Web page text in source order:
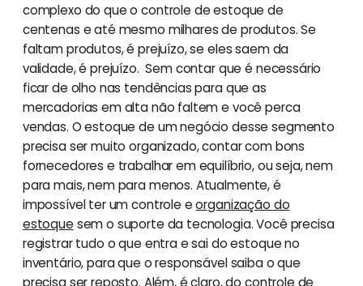
complexo do que o controle de estoque de
centenas e até mesmo milhares de produtos. Se
faltam produtos, é prejuízo, se eles saem da
validade, é prejuízo. Sem contar que é necessário
ficar de olho nas tendências para que as
mercadorias em alta não faltem e você perca
vendas. O estoque de um negócio desse segmento
precisa ser muito organizado, contar com bons
fornecedores e trabalhar em equilíbrio, ou seja, nem
para mais, nem para menos. Atualmente, é
impossível ter um controle eorganização do
estoque sem o suporte da tecnologia. Você precisa
registrar tudo o que entra e sai do estoque no
inventário, para que o responsável saiba o que
precisa ser reposto. Além, é claro, do controle de